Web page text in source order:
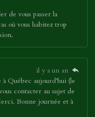
de vous passer la
où vous habitez trop
il y a un an
Québec aujourd’hui (le
contacter au sujet de
Bonne journée et à